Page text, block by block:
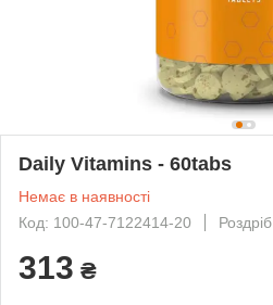
Daily Vitamins - 60tabs
Немає в наявності
Код: 100-47-7122414-20
Роздріб
313 ₴